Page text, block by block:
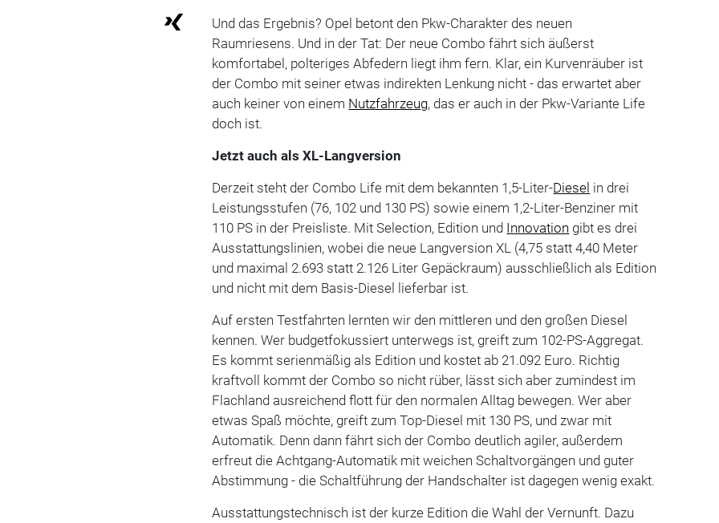
Und das Ergebnis? Opel betont den Pkw-Charakter des neuen
Raumriesens. Und in der Tat: Der neue Combo fährt sich äußerst
komfortabel, polteriges Abfedern liegt ihm fern. Klar, ein Kurvenräuber ist
der Combo mit seiner etwas indirekten Lenkung nicht - das erwartet aber
auch keiner von einem Nutzfahrzeug, das er auch in der Pkw-Variante Life
doch ist.
Jetzt auch als XL-Langversion
Derzeit steht der Combo Life mit dem bekannten 1,5-Liter-Diesel in drei
Leistungsstufen (76, 102 und 130 PS) sowie einem 1,2-Liter-Benziner mit
110 PS in der Preisliste. Mit Selection, Edition und Innovation gibt es drei
Ausstattungslinien, wobei die neue Langversion XL (4,75 statt 4,40 Meter
und maximal 2.693 statt 2.126 Liter Gepäckraum) ausschließlich als Edition
und nicht mit dem Basis-Diesel lieferbar ist.
Auf ersten Testfahrten lernten wir den mittleren und den großen Diesel
kennen. Wer budgetfokussiert unterwegs ist, greift zum 102-PS-Aggregat.
Es kommt serienmäßig als Edition und kostet ab 21.092 Euro. Richtig
kraftvoll kommt der Combo so nicht rüber, lässt sich aber zumindest im
Flachland ausreichend flott für den normalen Alltag bewegen. Wer aber
etwas Spaß möchte, greift zum Top-Diesel mit 130 PS, und zwar mit
Automatik. Denn dann fährt sich der Combo deutlich agiler, außerdem
erfreut die Achtgang-Automatik mit weichen Schaltvorgängen und guter
Abstimmung - die Schaltführung der Handschalter ist dagegen wenig exakt.
Ausstattungstechnisch ist der kurze Edition die Wahl der Vernunft. Dazu